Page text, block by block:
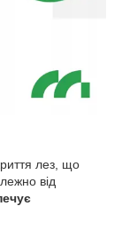
лез, що
від